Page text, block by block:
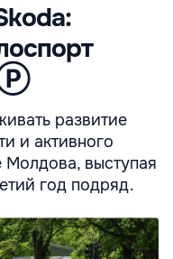
Ⓟ
развитие
и активного
Молдова, выступая
год подряд.